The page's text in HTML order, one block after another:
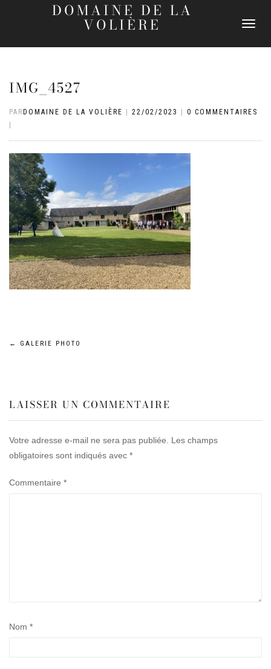
DOMAINE DE LA
VOLIÈRE
DÉPLIER
IMG_4527
PAR DOMAINE DE LA VOLIÈRE 22/02/2023
0 COMMENTAIRES
Navigation
l’article
← GALERIE PHOTO
LAISSER UN COMMENTAIRE
Votre adresse e-mail ne sera pas publiée.
Les champs
obligatoires sont indiqués avec *
Commentaire *
Nom *